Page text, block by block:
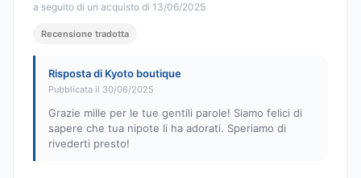
a seguito di un acquisto di 13/06/2025
Recensione tradotta
Risposta di Kyoto boutique
Pubblicata il 30/06/2025
Grazie mille per le tue gentili parole! Siamo felici di
sapere che tua nipote li ha adorati. Speriamo di
rivederti presto!